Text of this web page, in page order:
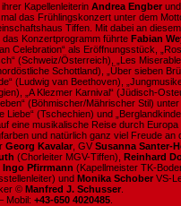
Kapellenleiterin Andrea Engber
das Frühlingskonzert unter dem
Tiffen. Mit dabei an
Konzertprogramm führte Fabian
Celebration“ als Eröffnungsstück,
(Schweiz/Österreich), „Les
Schottland), „Über sieben
(Ludwig van Beethoven),
„A Klezmer Karnival“ (Jüdisch-
(Böhmischer/Mährischer Stil)
Liebe“ (Tschechien) und
eine musikalische Reise durch Europa
und natürlich ganz viel Freude an
Georg Kavalar , GV Susanna Santer-
(Chorleiter MGV-Tiffen), Reinhard
Ingo Pfirrmann (Kapellmeister TK-
und Monika Schober VS-
© Manfred J. Schusser
Mobil: +43-650 4020485